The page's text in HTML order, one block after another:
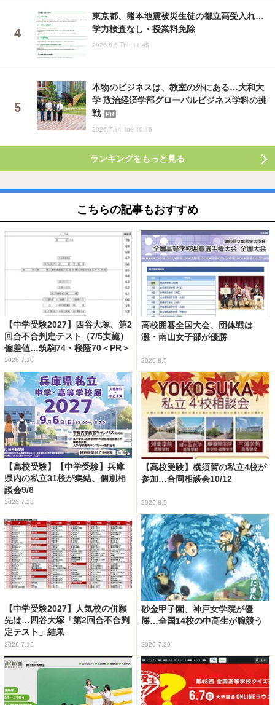
東京都、熊本地震被災生徒の都立高受入れ…
学力検査なし・授業料免除
2026.8.6 Thu 11:45
本物のビジネスは、教室の外にある…大和大
学 政治経済学部グローバルビジネス学科の挑
戦
PR
2026.7.14 Tue 10:15
ランキングをもっと見る
こちらの記事もおすすめ
【中学受験2027】四谷大塚、第2
回合不合判定テスト（7/5実施）
偏差値…筑駒74・桜蔭70＜PR＞
2026.7.10
高校囲碁全国大会、団体戦は
灘・南山女子部が優勝
2026.8.5
【高校受験】【中学受験】兵庫
県内の私立31校が集結、個別相
談会9/6
2026.7.28
【高校受験】横須賀の私立4校が
参加…合同相談会10/12
2026.8.5
【中学受験2027】人気校の併願
先は…四谷大塚「第2回合不合判
定テスト」結果
2026.7.16
砂金甲子園、神戸女学院が優
勝…全国14校の中高生が腕競う
2026.7.29